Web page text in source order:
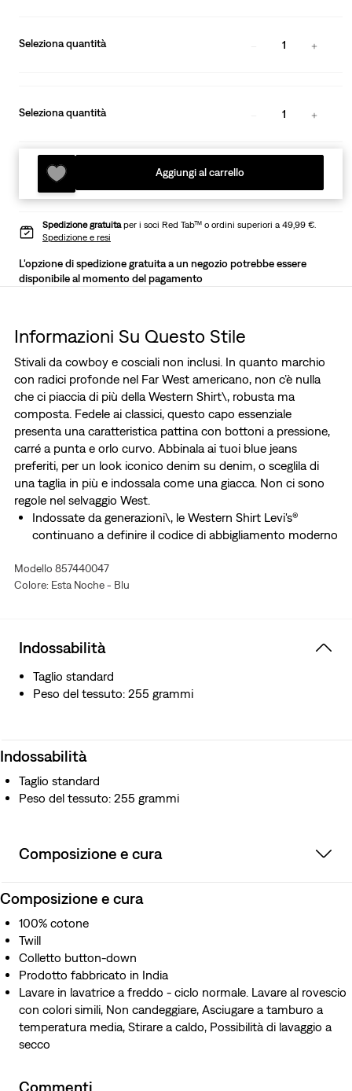
Seleziona quantità 1
Seleziona quantità 1
Aggiungi al carrello
Spedizione gratuitaper i soci Red Tab™ o ordini superiori a 49,99 €.
Spedizione e resi
L'opzione di spedizione gratuita a un negozio potrebbe essere
disponibile al momento del pagamento
Informazioni Su Questo Stile
Stivali da cowboy e cosciali non inclusi. In quanto marchio
con radici profonde nel Far West americano, non c’è nulla
che ci piaccia di più della Western Shirt\, robusta ma
composta. Fedele ai classici, questo capo essenziale
presenta una caratteristica pattina con bottoni a pressione,
carré a punta e orlo curvo. Abbinala ai tuoi blue jeans
preferiti, per un look iconico denim su denim, o sceglila di
una taglia in più e indossala come una giacca. Non ci sono
regole nel selvaggio West.
Indossate da generazioni\, le Western Shirt Levi's®
continuano a definire il codice di abbigliamento moderno
Con tutte le caratteristiche che rendono la nostra
Western Shirt unica nel suo genere
Modello 857440047
Colore: Esta Noche - Blu
Indossabilità
Taglio standard
Peso del tessuto: 255 grammi
Indossabilità
Taglio standard
Peso del tessuto: 255 grammi
Composizione e cura
Composizione e cura
100% cotone
Twill
Colletto button-down
Prodotto fabbricato in India
Lavare in lavatrice a freddo - ciclo normale. Lavare al rovescio
con colori simili, Non candeggiare, Asciugare a tamburo a
temperatura media, Stirare a caldo, Possibilità di lavaggio a
secco
Commenti